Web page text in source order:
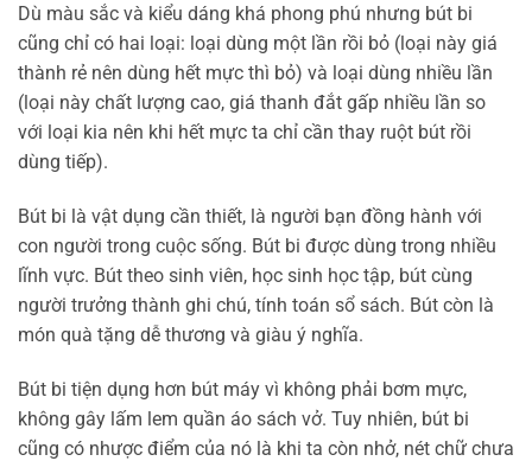
Dù màu sắc và kiểu dáng khá phong phú nhưng bút bi
cũng chỉ có hai loại: loại dùng một lần rồi bỏ (loại này giá
thành rẻ nên dùng hết mực thì bỏ) và loại dùng nhiều lần
(loại này chất lượng cao, giá thanh đắt gấp nhiều lần so
với loại kia nên khi hết mực ta chỉ cần thay ruột bút rồi
dùng tiếp).
Bút bi là vật dụng cần thiết, là người bạn đồng hành với
con người trong cuộc sống. Bút bi được dùng trong nhiều
lĩnh vực. Bút theo sinh viên, học sinh học tập, bút cùng
người trưởng thành ghi chú, tính toán sổ sách. Bút còn là
món quà tặng dễ thương và giàu ý nghĩa.
Bút bi tiện dụng hơn bút máy vì không phải bơm mực,
không gây lấm lem quần áo sách vở. Tuy nhiên, bút bi
cũng có nhược điểm của nó là khi ta còn nhở, nét chữ chưa